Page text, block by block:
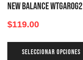
NEW BALANCE WTGAROG2
$119.00
SELECCIONAR OPCIONES